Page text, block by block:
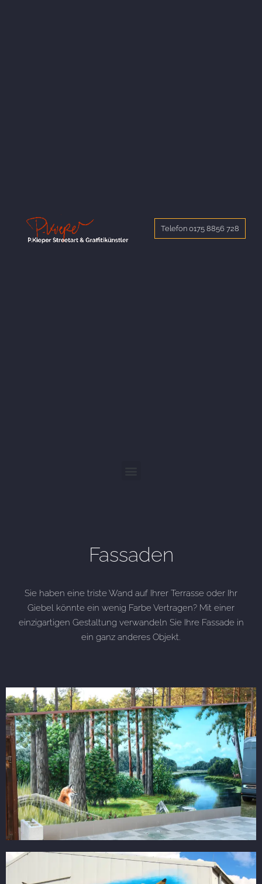
Telefon 0175 8856 728
Fassaden
Sie haben eine triste Wand auf Ihrer Terrasse oder Ihr
Giebel könnte ein wenig Farbe Vertragen? Mit einer
einzigartigen Gestaltung verwandeln Sie Ihre Fassade in
ein ganz anderes Objekt.